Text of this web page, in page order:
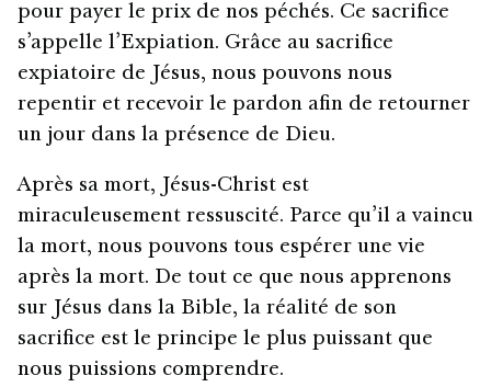
pour payer le prix de nos péchés. Ce sacrifice
s’appelle l’Expiation. Grâce au sacrifice
expiatoire de Jésus, nous pouvons nous
repentir et recevoir le pardon afin de retourner
un jour dans la présence de Dieu.
Après sa mort, Jésus-Christ est
miraculeusement ressuscité. Parce qu’il a vaincu
la mort, nous pouvons tous espérer une vie
après la mort. De tout ce que nous apprenons
sur Jésus dans la Bible, la réalité de son
sacrifice est le principe le plus puissant que
nous puissions comprendre.